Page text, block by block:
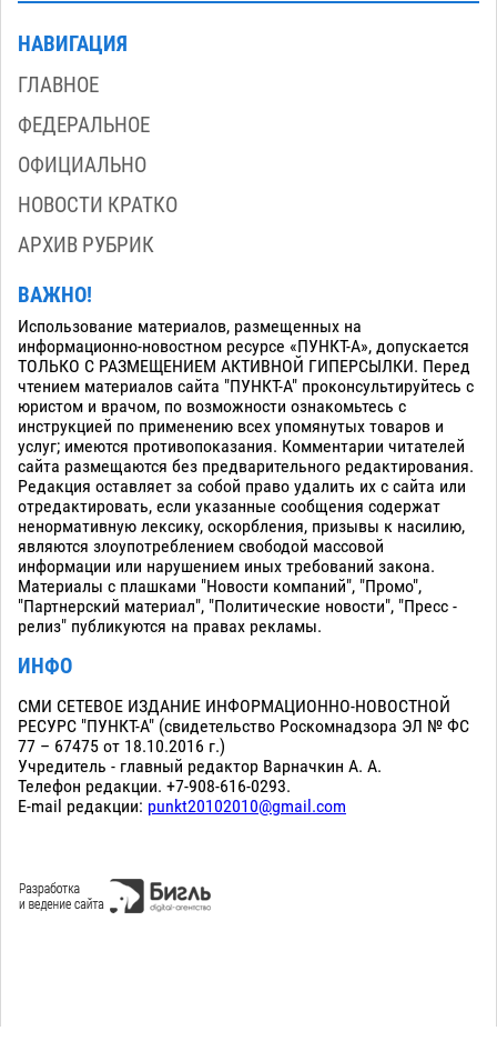
НАВИГАЦИЯ
ГЛАВНОЕ
ФЕДЕРАЛЬНОЕ
ОФИЦИАЛЬНО
НОВОСТИ КРАТКО
АРХИВ РУБРИК
ВАЖНО!
Использование материалов, размещенных на
информационно-новостном ресурсе «ПУНКТ-А», допускается
ТОЛЬКО С РАЗМЕЩЕНИЕМ АКТИВНОЙ ГИПЕРСЫЛКИ. Перед
чтением материалов сайта "ПУНКТ-А" проконсультируйтесь с
юристом и врачом, по возможности ознакомьтесь с
инструкцией по применению всех упомянутых товаров и
услуг; имеются противопоказания. Комментарии читателей
сайта размещаются без предварительного редактирования.
Редакция оставляет за собой право удалить их с сайта или
отредактировать, если указанные сообщения содержат
ненормативную лексику, оскорбления, призывы к насилию,
являются злоупотреблением свободой массовой
информации или нарушением иных требований закона.
Материалы с плашками "Новости компаний", "Промо",
"Партнерский материал", "Политические новости", "Пресс -
релиз" публикуются на правах рекламы.
ИНФО
СМИ СЕТЕВОЕ ИЗДАНИЕ ИНФОРМАЦИОННО-НОВОСТНОЙ
РЕСУРС "ПУНКТ-А" (свидетельство Роскомнадзора ЭЛ № ФС
77 – 67475 от 18.10.2016 г.)
Учредитель - главный редактор Варначкин А. А.
Телефон редакции. +7-908-616-0293.
E-mail редакции: punkt20102010@gmail.com